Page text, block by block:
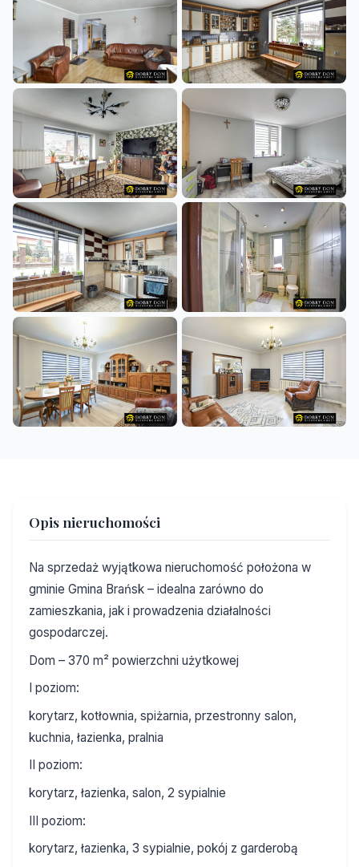
Opis nieruchomości
Na sprzedaż wyjątkowa nieruchomość położona w
gminie Gmina Brańsk – idealna zarówno do
zamieszkania, jak i prowadzenia działalności
gospodarczej.
Dom – 370 m² powierzchni użytkowej
I poziom:
korytarz, kotłownia, spiżarnia, przestronny salon,
kuchnia, łazienka, pralnia
II poziom:
korytarz, łazienka, salon, 2 sypialnie
III poziom:
korytarz, łazienka, 3 sypialnie, pokój z garderobą